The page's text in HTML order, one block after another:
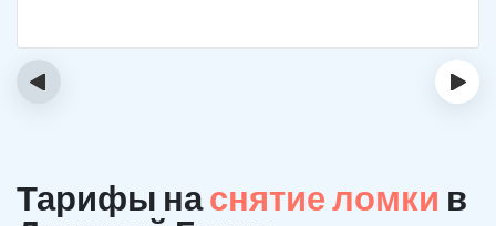
‹ ›
Тарифы наснятие ломки в